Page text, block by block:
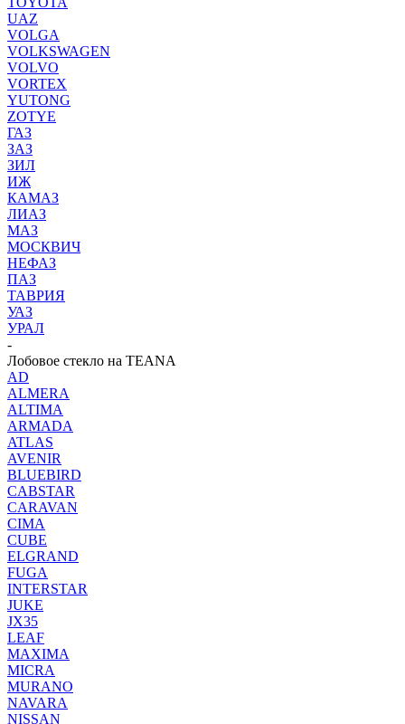
UAZ
VOLGA
VOLKSWAGEN
VOLVO
VORTEX
YUTONG
ZOTYE
ГАЗ
ЗАЗ
ЗИЛ
ИЖ
КАМАЗ
ЛИАЗ
МАЗ
МОСКВИЧ
НЕФАЗ
ПАЗ
ТАВРИЯ
УАЗ
УРАЛ
-
Лобовое стекло на TEANA
AD
ALMERA
ALTIMA
ARMADA
ATLAS
AVENIR
BLUEBIRD
CABSTAR
CARAVAN
CIMA
CUBE
ELGRAND
FUGA
INTERSTAR
JUKE
JX35
LEAF
MAXIMA
MICRA
MURANO
NAVARA
NISSAN